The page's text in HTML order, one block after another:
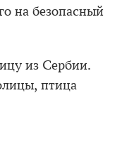
на безопасный
из Сербии.
птица